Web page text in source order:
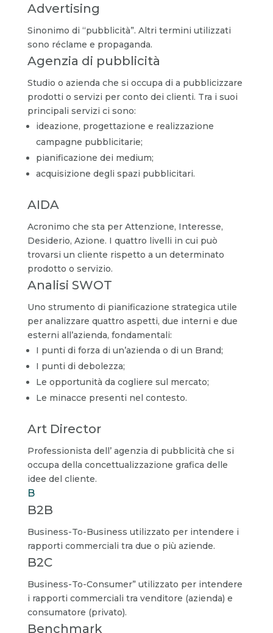
Advertising
Sinonimo di “pubblicità”. Altri termini utilizzati
sono réclame e propaganda.
Agenzia di pubblicità
Studio o azienda che si occupa di a pubblicizzare
prodotti o servizi per conto dei clienti. Tra i suoi
principali servizi ci sono:
ideazione, progettazione e realizzazione
campagne pubblicitarie;
pianificazione dei medium;
acquisizione degli spazi pubblicitari.
AIDA
Acronimo che sta per Attenzione, Interesse,
Desiderio, Azione. I quattro livelli in cui può
trovarsi un cliente rispetto a un determinato
prodotto o servizio.
Analisi SWOT
Uno strumento di pianificazione strategica utile
per analizzare quattro aspetti, due interni e due
esterni all’azienda, fondamentali:
I punti di forza di un’azienda o di un Brand;
I punti di debolezza;
Le opportunità da cogliere sul mercato;
Le minacce presenti nel contesto.
Art Director
Professionista dell’ agenzia di pubblicità che si
occupa della concettualizzazione grafica delle
idee del cliente.
B
B2B
Business-To-Business utilizzato per intendere i
rapporti commerciali tra due o più aziende.
B2C
Business-To-Consumer” utilizzato per intendere
i rapporti commerciali tra venditore (azienda) e
consumatore (privato).
Benchmark